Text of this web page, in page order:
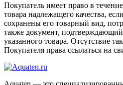
Покупатель имеет право в
товара надлежащего качества,
сохранены его товарный вид,
также документ,
указанного товара. Отсутствие
Покупателя права ссылаться на